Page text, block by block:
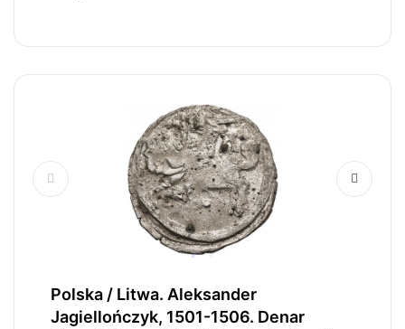
Polska / Litwa. Aleksander
Jagiellończyk, 1501-1506. Denar